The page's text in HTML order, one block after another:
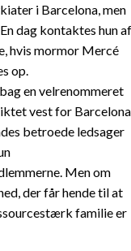
i Barcelona, men
dag kontaktes hun af
hvis mormor Mercé
op.
en velrenommeret
vest for Barcelona.
betroede ledsager
Men om
der får hende til at
familie er